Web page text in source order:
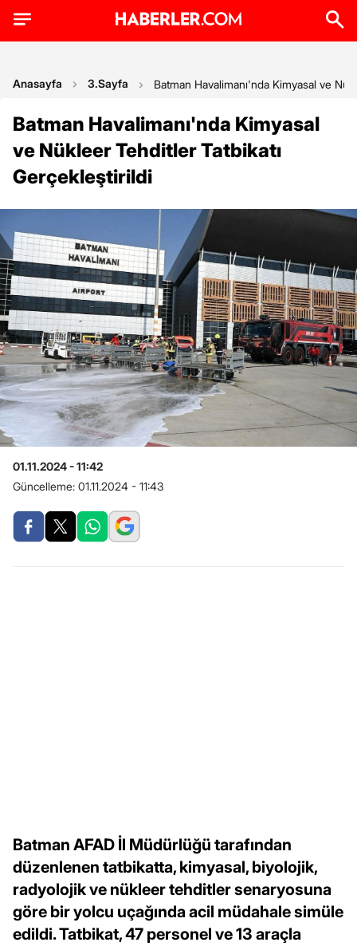
Anasayfa 3.Sayfa Batman Havalimanı'nda Kimyasal ve
Batman Havalimanı'nda Kimyasal
ve Nükleer Tehditler Tatbikatı
Gerçekleştirildi
01.11.2024 - 11:42
Güncelleme: 01.11.2024 - 11:43
Batman AFAD İl Müdürlüğü tarafından
düzenlenen tatbikatta, kimyasal, biyolojik,
radyolojik ve nükleer tehditler senaryosuna
göre bir yolcu uçağında acil müdahale simüle
edildi. Tatbikat, 47 personel ve 13 araçla